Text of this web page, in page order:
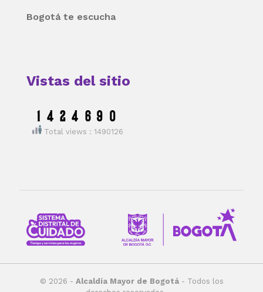
Bogotá te escucha
Vistas del sitio
Total views : 1490126
© 2026 - Alcaldía Mayor de Bogotá- Todos los